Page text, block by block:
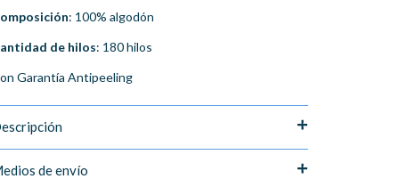
: 100% algodón
de hilos: 180 hilos
Garantía Antipeeling
de envío